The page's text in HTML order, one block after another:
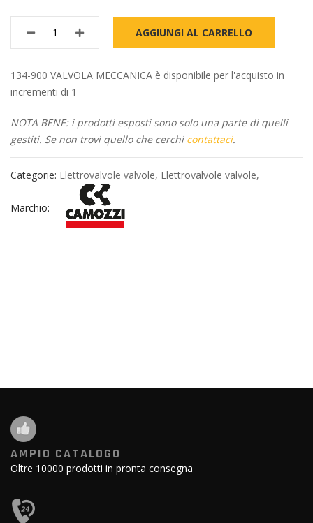
AGGIUNGI AL CARRELLO
134-900 VALVOLA MECCANICA è disponibile per l'acquisto in
incrementi di 1
NOTA BENE: i prodotti esposti sono solo una parte di quelli
gestiti. Se non trovi quello che cerchi contattaci.
Categorie: Elettrovalvole valvole, Elettrovalvole valvole,
Marchio:
AMPIO CATALOGO
Oltre 10000 prodotti in pronta consegna